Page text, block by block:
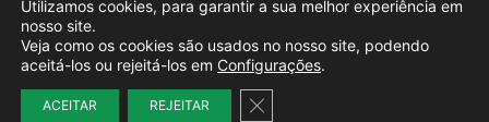
Site desenvolvido porMarketing Objetivo
Utilizamos cookies, para garantir a sua melhor experiência em
nosso site.
Veja como os cookies são usados no nosso site, podendo
aceitá-los ou rejeitá-los em Configurações.
ACEITAR REJEITAR Close GDPR Cookie Banner